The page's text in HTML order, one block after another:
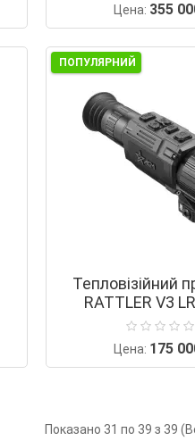
Цена: 355
ПОПУЛЯРНИЙ
Тепловізійний
RATTLER V3
Цена: 175
Показано 31 по 39 з 39